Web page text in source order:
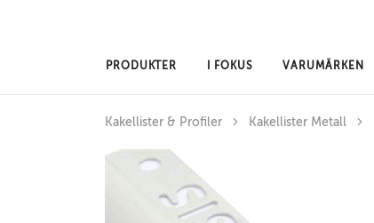
PRODUKTER I FOKUS VARUMÄRKEN
Kakellister & Profiler Kakellister Metall